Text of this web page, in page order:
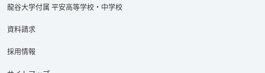
龍谷大学付属 平安高等学校・中学校
資料請求
採用情報